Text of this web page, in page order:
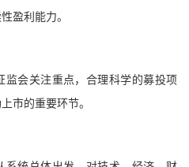
盈利能力。
会关注重点，合理科学的募投项
市的重要环节。